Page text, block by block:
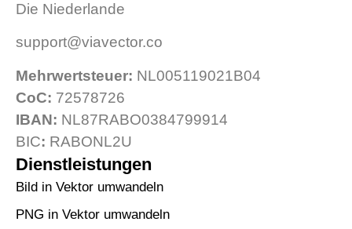
Dienstleistungen
Bild in Vektor umwandeln
PNG in Vektor umwandeln
Die Niederlande
support@viavector.co
Mehrwertsteuer: NL005119021B04
CoC: 72578726
IBAN: NL87RABO0384799914
BIC: RABONL2U